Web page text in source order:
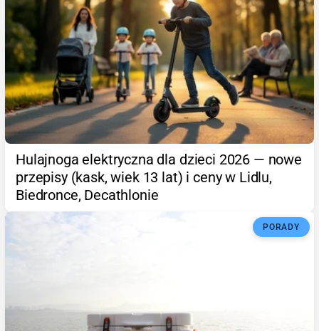
Hulajnoga elektryczna dla dzieci 2026 — nowe
przepisy (kask, wiek 13 lat) i ceny w Lidlu,
Biedronce, Decathlonie
PORADY